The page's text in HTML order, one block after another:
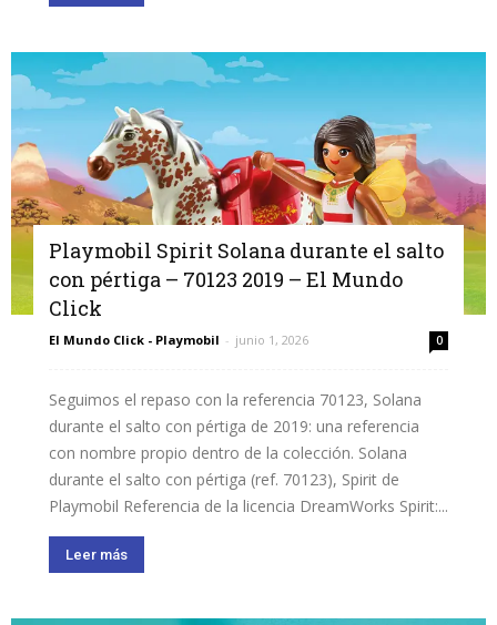
Playmobil Spirit Solana durante el salto
con pértiga – 70123 2019 – El Mundo
Click
El Mundo Click - Playmobil - junio 1, 2026 0
Seguimos el repaso con la referencia 70123, Solana
durante el salto con pértiga de 2019: una referencia
con nombre propio dentro de la colección. Solana
durante el salto con pértiga (ref. 70123), Spirit de
Playmobil Referencia de la licencia DreamWorks Spirit:...
Leer más